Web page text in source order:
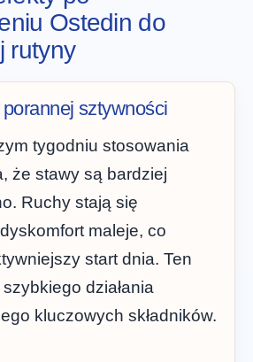
Ostedin do
rutyny
sztywności
tygodniu stosowania
że stawy są bardziej
Ruchy stają się
maleje, co
start dnia. Ten
działania
kluczowych składników.